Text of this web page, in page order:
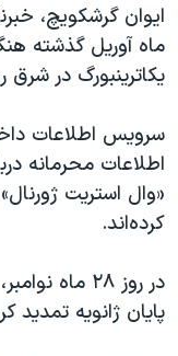
ایوان گرشکویچ،
ماه آوریل گذشته
یکاترینبورگ در
سرویس اطلاعات
اطلاعات محرمانه
«وال استریت
کرده‌اند.
در روز ۲۸
پایان ژانویه تمدید